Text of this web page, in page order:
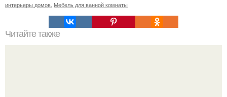
интерьеры домов Мебель для ванной комнаты
Читайте также